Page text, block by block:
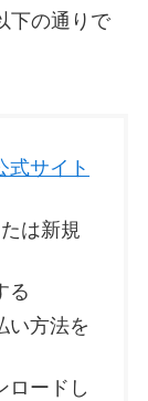
下の通りで
式サイト
は新規
る
い方法を
ロードし